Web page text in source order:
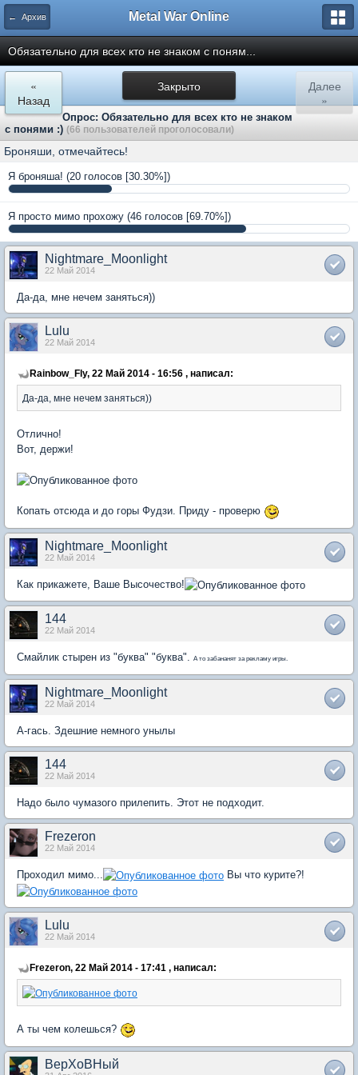
← Архив Metal War Online
Обязательно для всех кто не знаком с поням...
Закрыто
«
Назад
Далее
»
Опрос: Обязательно для всех кто не знаком
с понями :) (66 пользователей проголосовали)
Броняши, отмечайтесь!
Я броняша! (20 голосов [30.30%])
Я просто мимо прохожу (46 голосов [69.70%])
Nightmare_Moonlight
22 Май 2014
Да-да, мне нечем заняться))
Lulu
22 Май 2014
Rainbow_Fly, 22 Май 2014 - 16:56 , написал:
Да-да, мне нечем заняться))
Отлично!
Вот, держи!
Копать отсюда и до горы Фудзи. Приду - проверю
Nightmare_Moonlight
22 Май 2014
Как прикажете, Ваше Высочество!
144
22 Май 2014
Смайлик стырен из "буква" "буква". А то забананят за рекламу игры.
Nightmare_Moonlight
22 Май 2014
А-гась. Здешние немного унылы
144
22 Май 2014
Надо было чумазого прилепить. Этот не подходит.
Frezeron
22 Май 2014
Проходил мимо... Вы что курите?!
Lulu
22 Май 2014
Frezeron, 22 Май 2014 - 17:41 , написал:
А ты чем колешься?
ВерХоВНый